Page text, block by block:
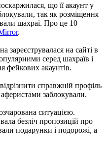
що її акаунт у
так як розміщення
шахраї. Про це 10
.
зареєструвалася на сайті в
серед шахраїв і
фейкових акаунтів.
справжній профіль
заблокували.
ситуацією.
безліч пропозицій про
подарунки і подорожі, а